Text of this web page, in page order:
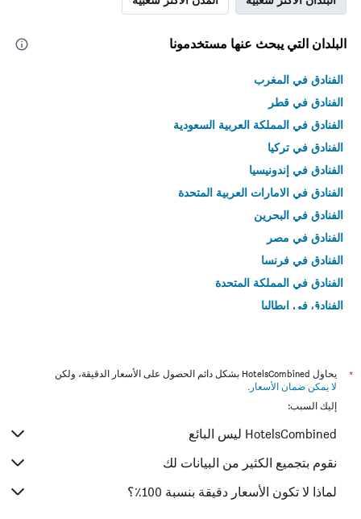
البلدان التي يبحث عنها مستخدمونا
الفنادق في المغرب
الفنادق في قطر
الفنادق في المملكة العربية السعودية
الفنادق في تركيا
الفنادق في إندونيسيا
الفنادق في الامارات العربية المتحدة
الفنادق في البحرين
الفنادق في مصر
الفنادق في فرنسا
الفنادق في المملكة المتحدة
الفنادق في إيطاليا
*
يحاول HotelsCombined بشكل دائم الحصول على الأسعار الدقيقة، ولكن
لا يمكن ضمان الأسعار .
إليك السبب:
HotelsCombined ليس البائع
نقوم بتجميع الكثير من البيانات لك
لماذا لا تكون الأسعار دقيقة بنسبة 100٪؟